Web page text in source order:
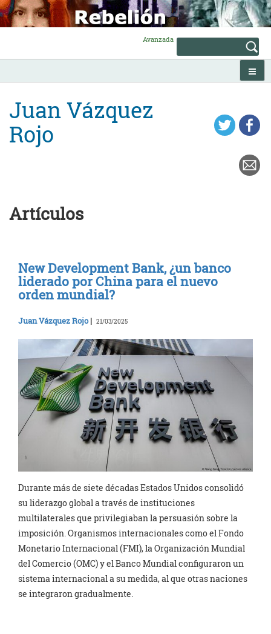
Skip
to
content
Avanzada
Juan Vázquez
Rojo
Artículos
New Development Bank, ¿un banco
liderado por China para el nuevo
orden mundial?
Juan Vázquez Rojo| 21/03/2025
Durante más de siete décadas Estados Unidos consolidó
su liderazgo global a través de instituciones
multilaterales que privilegiaban la persuasión sobre la
imposición. Organismos internacionales como el Fondo
Monetario Internacional (FMI), la Organización Mundial
del Comercio (OMC) y el Banco Mundial configuraron un
sistema internacional a su medida, al que otras naciones
se integraron gradualmente.